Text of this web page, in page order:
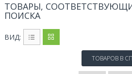
ТОВАРЫ,
ПОИСКА
ВИД:
ТОВАРОВ В